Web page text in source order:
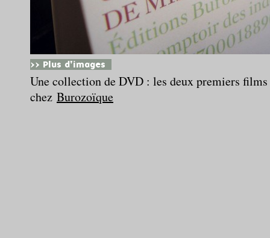
>> Plus d'images
Une collection de DVD : les deux premiers
chez Burozoïque